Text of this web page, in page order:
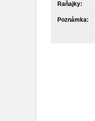
Raňajky:
Poznámka: